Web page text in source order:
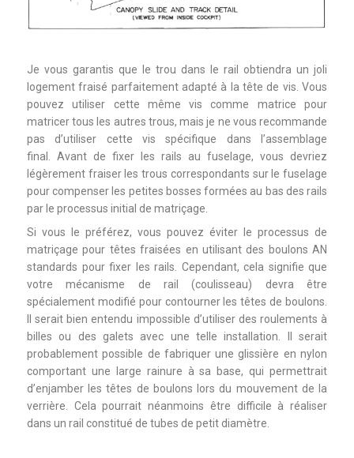
Je vous garantis que le trou dans le rail obtiendra un joli
logement fraisé parfaitement adapté à la tête de vis. Vous
pouvez utiliser cette même vis comme matrice pour
matricer tous les autres trous, mais je ne vous recommande
pas d’utiliser cette vis spécifique dans l’assemblage
final. Avant de fixer les rails au fuselage, vous devriez
légèrement fraiser les trous correspondants sur le fuselage
pour compenser les petites bosses formées au bas des rails
par le processus initial de matriçage.
Si vous le préférez, vous pouvez éviter le processus de
matriçage pour têtes fraisées en utilisant des boulons AN
standards pour fixer les rails. Cependant, cela signifie que
votre mécanisme de rail (coulisseau) devra être
spécialement modifié pour contourner les têtes de boulons.
Il serait bien entendu impossible d’utiliser des roulements à
billes ou des galets avec une telle installation. Il serait
probablement possible de fabriquer une glissière en nylon
comportant une large rainure à sa base, qui permettrait
d’enjamber les têtes de boulons lors du mouvement de la
verrière. Cela pourrait néanmoins être difficile à réaliser
dans un rail constitué de tubes de petit diamètre.